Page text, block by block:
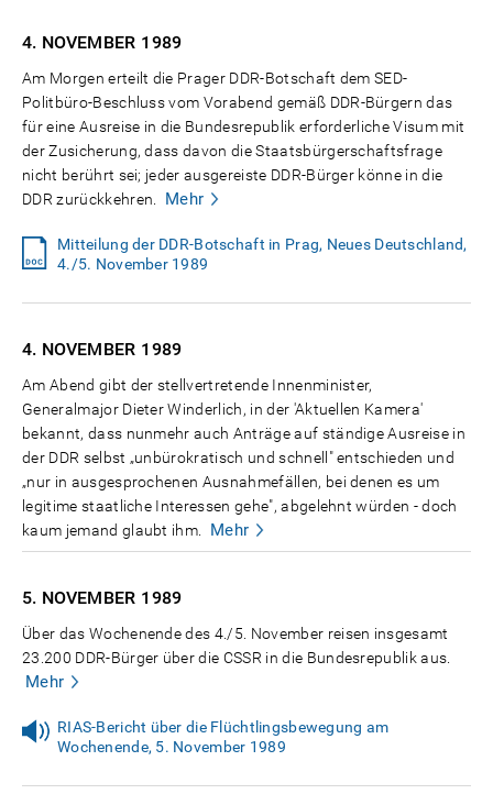
4. NOVEMBER 1989
Am Morgen erteilt die Prager DDR-Botschaft dem SED-
Politbüro-Beschluss vom Vorabend gemäß DDR-Bürgern das
für eine Ausreise in die Bundesrepublik erforderliche Visum mit
der Zusicherung, dass davon die Staatsbürgerschaftsfrage
nicht berührt sei; jeder ausgereiste DDR-Bürger könne in die
DDR zurückkehren.
Mehr
Mitteilung der DDR-Botschaft in Prag, Neues Deutschland,
4./5. November 1989
4. NOVEMBER 1989
Am Abend gibt der stellvertretende Innenminister,
Generalmajor Dieter Winderlich, in der 'Aktuellen Kamera'
bekannt, dass nunmehr auch Anträge auf ständige Ausreise in
der DDR selbst „unbürokratisch und schnell" entschieden und
„nur in ausgesprochenen Ausnahmefällen, bei denen es um
legitime staatliche Interessen gehe", abgelehnt würden - doch
kaum jemand glaubt ihm.
Mehr
5. NOVEMBER 1989
Über das Wochenende des 4./5. November reisen insgesamt
23.200 DDR-Bürger über die CSSR in die Bundesrepublik aus.
Mehr
RIAS-Bericht über die Flüchtlingsbewegung am
Wochenende, 5. November 1989